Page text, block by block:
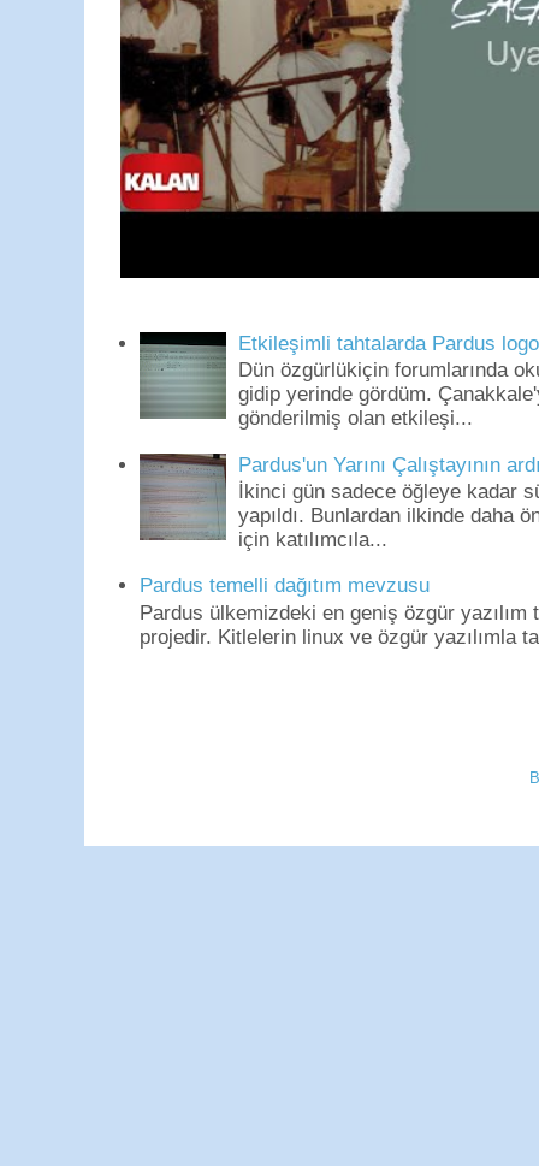
Etkileşimli tahtalarda Pardus
Dün özgürlükiçin forumlarında
gidip yerinde gördüm.
gönderilmiş olan etkileşi...
Pardus'un Yarını Çalıştayının
İkinci gün sadece öğleye kadar
yapıldı. Bunlardan ilkinde daha
için katılımcıla...
Pardus temelli dağıtım mevzusu
Pardus ülkemizdeki en geniş özgür
projedir. Kitlelerin linux ve özgür yazılımla